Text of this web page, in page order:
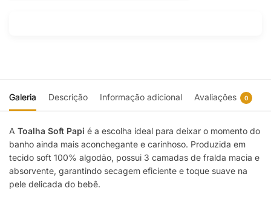
Galeria Descrição Informação adicional Avaliações 0
A Toalha Soft Papi é a escolha ideal para deixar o momento do
banho ainda mais aconchegante e carinhoso. Produzida em
tecido soft 100% algodão, possui 3 camadas de fralda macia e
absorvente, garantindo secagem eficiente e toque suave na
pele delicada do bebê.